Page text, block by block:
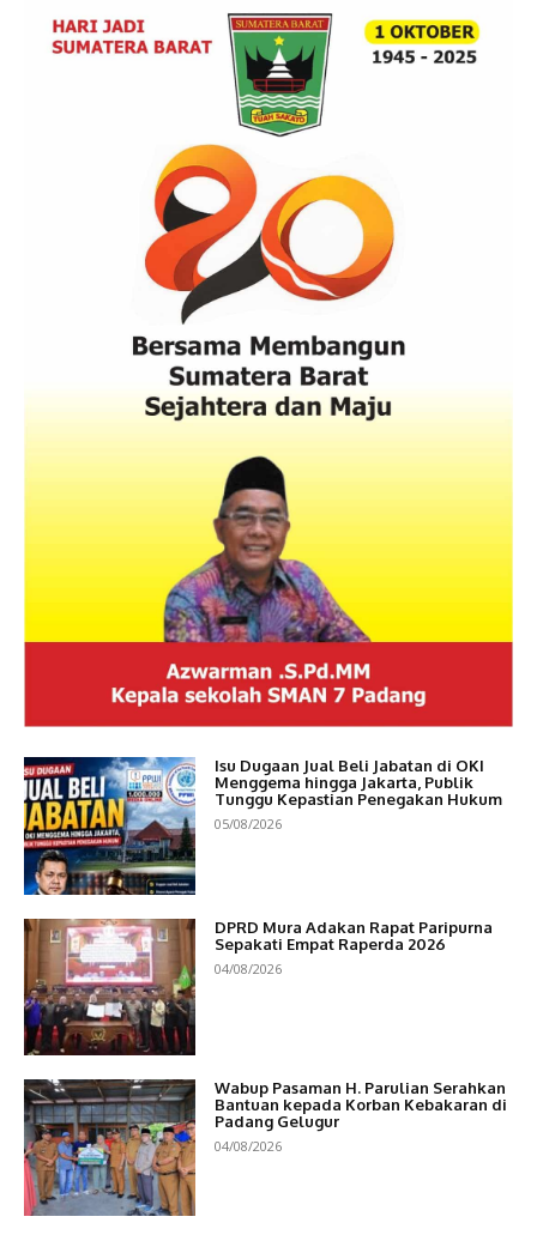
Isu Dugaan Jual Beli Jabatan di OKI
Menggema hingga Jakarta, Publik
Tunggu Kepastian Penegakan Hukum
05/08/2026
DPRD Mura Adakan Rapat Paripurna
Sepakati Empat Raperda 2026
04/08/2026
Wabup Pasaman H. Parulian Serahkan
Bantuan kepada Korban Kebakaran di
Padang Gelugur
04/08/2026